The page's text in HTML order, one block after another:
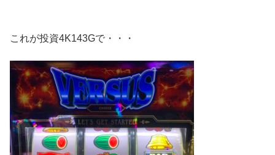
これが投資4K143Gで・・・